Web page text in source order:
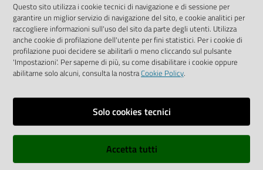
LinkedinFacebookInstagram
Informative e liberatorie privacy
Dichiarazione di accessibilità
Questo sito utilizza i cookie tecnici di navigazione e di sessione per
garantire un miglior servizio di navigazione del sito, e cookie analitici per
raccogliere informazioni sull'uso del sito da parte degli utenti. Utilizza
anche cookie di profilazione dell'utente per fini statistici. Per i cookie di
profilazione puoi decidere se abilitarli o meno cliccando sul pulsante
'Impostazioni'. Per saperne di più, su come disabilitare i cookie oppure
abilitarne solo alcuni, consulta la nostraCookie Policy.
Solo cookies tecnici
Accetta tutti